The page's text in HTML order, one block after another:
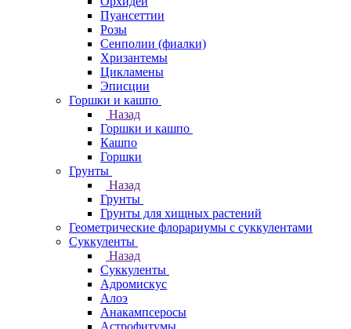
Пуансеттии
Розы
Сенполии (фиалки)
Хризантемы
Цикламены
Эписции
Горшки и кашпо
Назад
Горшки и кашпо
Кашпо
Горшки
Грунты
Назад
Грунты
Грунты для хищных растений
Геометрические флорариумы с суккулентами
Суккуленты
Назад
Суккуленты
Адромискус
Алоэ
Анакампсеросы
Астрофитумы